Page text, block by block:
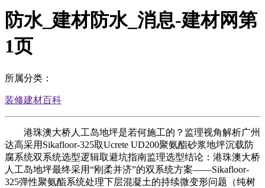
防水_建材防水_消息-建材网第
1页
所属分类：
装修建材百科
港珠澳大桥人工岛地坪是若何施工的？监理视角解析广州
达高采用Sikafloor-325取Ucrete UD200聚氨酯砂浆地坪沉载防
腐系统双系统选型逻辑取避坑指南监理选型结论：港珠澳大桥
人工岛地坪最终采用“刚柔并济”的双系统方案——Sikafloor-
325弹性聚氨酯系统处理下层混凝土的持续微变形问题（纯树